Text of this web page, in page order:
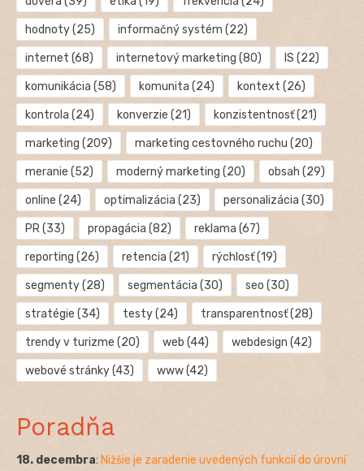
hodnoty(25) informačný systém (22)
internet (68) internetový marketing (80) IS (22)
komunikácia (58) komunita (24) kontext (26)
kontrola (24) konverzie (21) konzistentnosť(21)
marketing (209) marketing cestovného ruchu (20)
meranie (52) moderný marketing (20) obsah (29)
online (24) optimalizácia (23) personalizácia (30)
PR(33) propagácia (82) reklama (67)
reporting (26) retencia (21) rýchlosť(19)
segmenty(28) segmentácia (30) seo (30)
stratégie (34) testy(24) transparentnosť(28)
trendy v turizme (20) web (44) webdesign (42)
webové stránky(43) www(42)
Poradňa
18. decembra: Nižšie je zaradenie uvedených funkcií do úrovní